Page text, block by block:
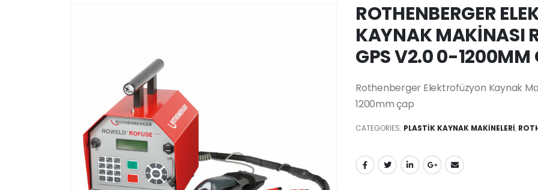
ROTHENBERGER
KAYNAK MAKİNASI
GPS V2.0 0-1200MM
Rothenberger Elektrofüzyon Kaynak
1200mm çap
CATEGORIES: PLASTİK KAYNAK MAKİNELERİ,